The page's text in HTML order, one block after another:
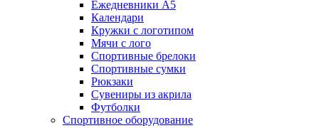
Ежедневники А5
Календари
Кружки с логотипом
Мячи с лого
Спортивные брелоки
Спортивные сумки
Рюкзаки
Сувениры из акрила
Футболки
Спортивное оборудование